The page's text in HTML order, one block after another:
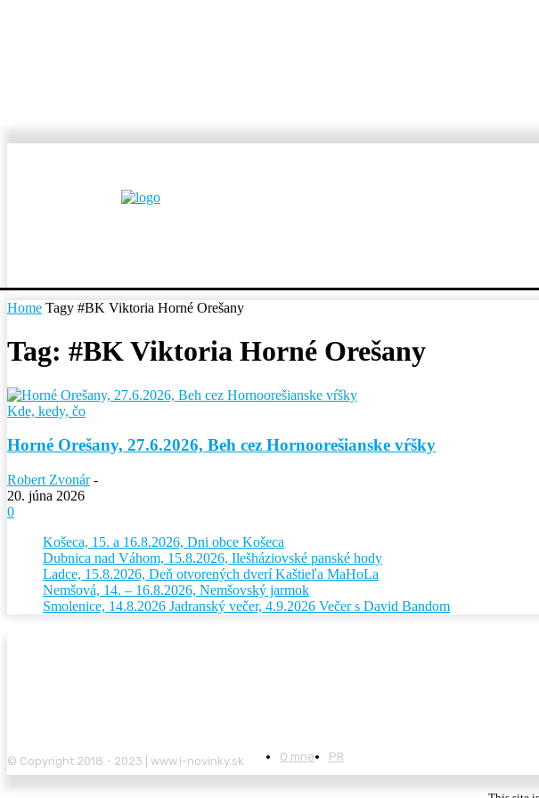
Home Tagy #BK Viktoria Horné Orešany
Tag: #BK Viktoria Horné Orešany
Kde, kedy, čo
Horné Orešany, 27.6.2026, Beh cez Hornoorešianske vŕšky
Robert Zvonár -
20. júna 2026
0
Košeca, 15. a 16.8.2026, Dni obce Košeca
Dubnica nad Váhom, 15.8.2026, Ilešháziovské panské hody
Ladce, 15.8.2026, Deň otvorených dverí Kaštieľa MaHoLa
Nemšová, 14. – 16.8.2026, Nemšovský jarmok
Smolenice, 14.8.2026 Jadranský večer, 4.9.2026 Večer s David Bandom
© Copyright 2018 - 2023 | www.i-novinky.sk O mne PR